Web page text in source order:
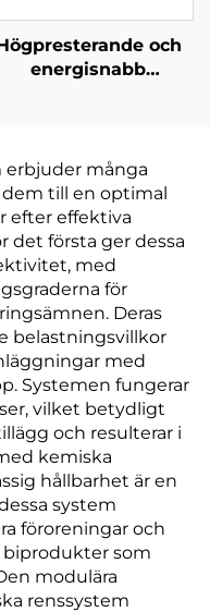
och
energisnabb
erbjuder många
till en optimal
efter effektiva
det första ger dessa
med
för
Deras
belastningsvillkor
med
Systemen fungerar
vilket betydligt
och resulterar i
kemiska
hållbarhet är en
system
föroreningar och
biprodukter som
modulära
renssystem